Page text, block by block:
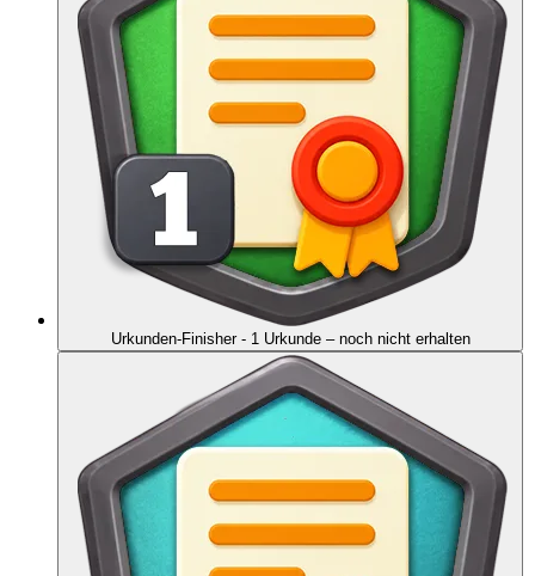
Urkunden-Finisher - 1 Urkunde – noch nicht erhalten